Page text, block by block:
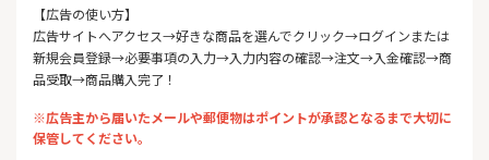
【広告の使い方】
広告サイトへアクセス→好きな商品を選んでクリック→ログインまたは
新規会員登録→必要事項の入力→入力内容の確認→注文→入金確認→商
品受取→商品購入完了！
※広告主から届いたメールや郵便物はポイントが承認となるまで大切に
保管してください。